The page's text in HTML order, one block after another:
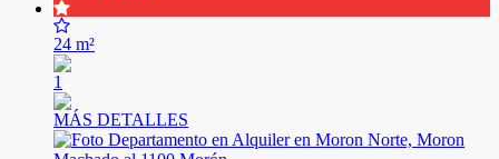
24 m²
1
MÁS DETALLES